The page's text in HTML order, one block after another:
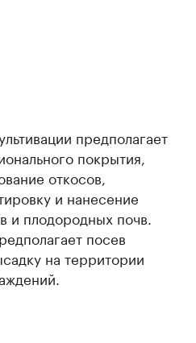
предполагает
покрытия,
откосов,
и нанесение
и плодородных почв.
посев
на территории